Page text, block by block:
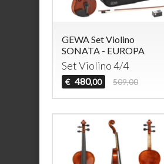
GEWA Set Violino
SONATA - EUROPA
Set Violino 4/4
€ 480,00 509,00